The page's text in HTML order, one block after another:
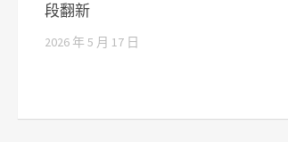
段翻新
2026 年 5 月 17 日